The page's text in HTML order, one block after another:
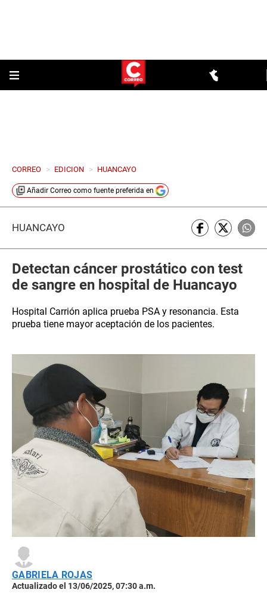
CORREO > EDICION > HUANCAYO
Añadir Correo como fuente preferida en
HUANCAYO
Detectan cáncer prostático con test
de sangre en hospital de Huancayo
Hospital Carrión aplica prueba PSA y resonancia. Esta
prueba tiene mayor aceptación de los pacientes.
GABRIELA ROJAS
Actualizado el 13/06/2025, 07:30 a.m.